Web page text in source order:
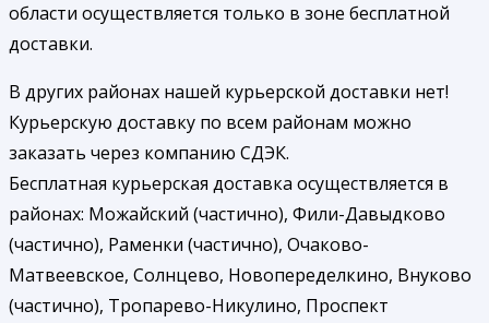
области осуществляется только в зоне бесплатной
доставки.
В других районах нашей курьерской доставки нет!
Курьерскую доставку по всем районам можно
заказать через компанию СДЭК.
Бесплатная курьерская доставка осуществляется в
районах: Можайский (частично), Фили-Давыдково
(частично), Раменки (частично), Очаково-
Матвеевское, Солнцево, Новопеределкино, Внуково
(частично), Тропарево-Никулино, Проспект